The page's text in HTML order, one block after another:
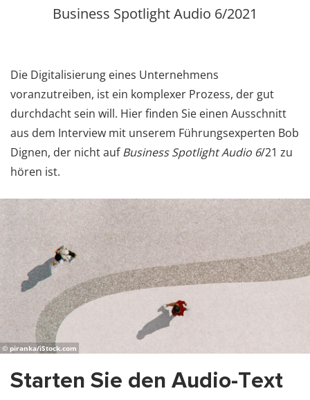
Business Spotlight Audio 6/2021
Die Digitalisierung eines Unternehmens
voranzutreiben, ist ein komplexer Prozess, der gut
durchdacht sein will. Hier finden Sie einen Ausschnitt
aus dem Interview mit unserem Führungsexperten Bob
Dignen, der nicht aufBusiness Spotlight Audio 6/21 zu
hören ist.
© piranka/iStock.com
Starten Sie den Audio-Text